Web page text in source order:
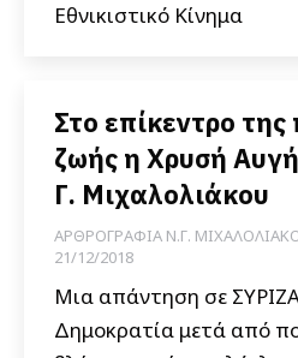
Εθνικιστικό Κίνημα
Στο επίκεντρο της
ζωής η Χρυσή
Γ. Μιχαλολιάκου
ΑΡΘΡΟΓΡΑΦΙΑ Ν.Γ.
21/12/2018
Μια απάντηση σε
Δημοκρατία μετά από